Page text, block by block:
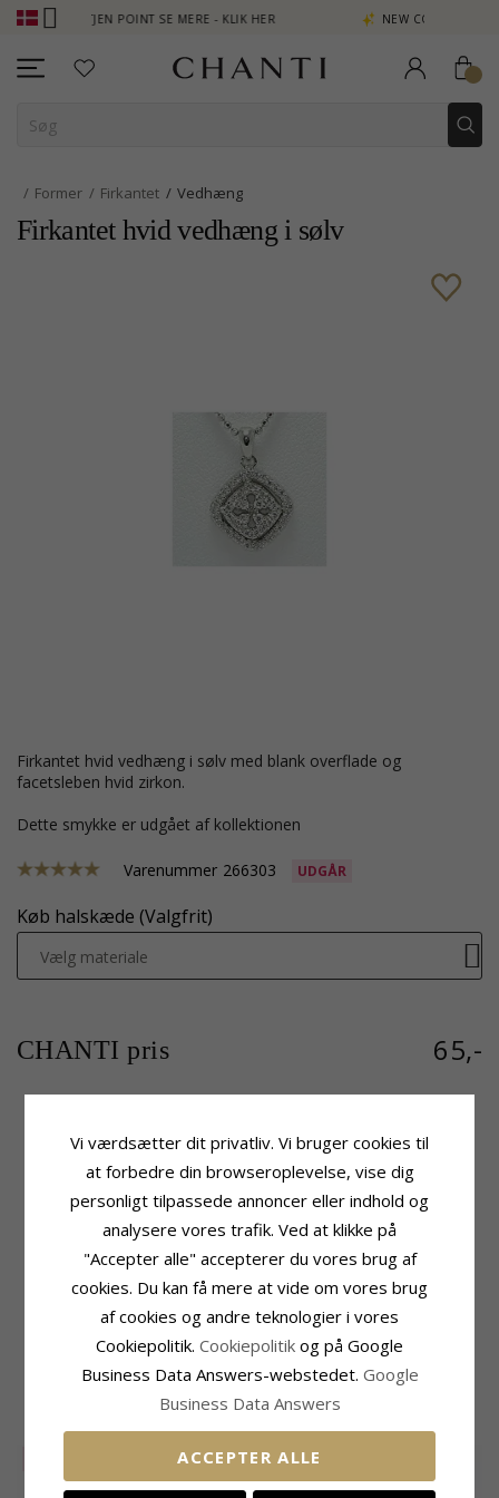
OPTJEN POINT SE MERE - KLIK HER NEW COLLECTION | AURA
Former Firkantet Vedhæng
Firkantet hvid vedhæng i sølv
firkantet hvid vedhæng i sølv med blank overflade og
facetsleben hvid zirkon.
Dette smykke er udgået af kollektionen
Varenummer 266303 UDGÅR
Køb halskæde (Valgfrit)
Vælg materiale
CHANTI pris 65,-
Produktinformation
Tillægsord:Firkantet
Farve:Hvid
Vedhæng
Ædelmetal:Sølv
Overflade:Blank
Sten
Slibning:Facetsleben
Farve:Hvid
Sten:
Zirkon
Fatning
Bredde: 13,0 mm
Leveringstid: 2-3 Hverdage
MEST SOLGTE I KATEGORIEN
Vi værdsætter dit privatliv. Vi bruger cookies til
at forbedre din browseroplevelse, vise dig
personligt tilpassede annoncer eller indhold og
analysere vores trafik. Ved at klikke på
"Accepter alle" accepterer du vores brug af
cookies. Du kan få mere at vide om vores brug
af cookies og andre teknologier i vores
Cookiepolitik. Cookiepolitik og på Google
Business Data Answers-webstedet. Google
Business Data Answers
ACCEPTER ALLE